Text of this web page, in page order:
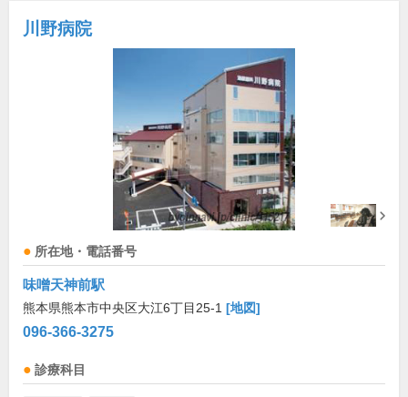
川野病院
所在地・電話番号
味噌天神前駅
熊本県熊本市中央区大江6丁目25-1 [地図]
096-366-3275
診療科目